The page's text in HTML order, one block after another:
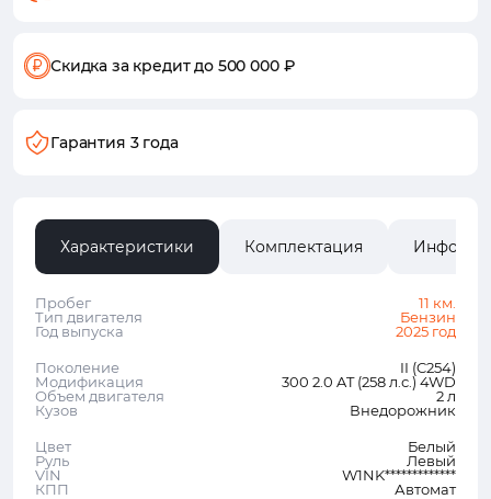
Скидка за кредитдо 500 000 ₽
Гарантия 3 года
Характеристики Комплектация
Пробег
11 км.
Тип двигателя
Бензин
Год выпуска
2025 год
Поколение
II (C254)
Модификация
300 2.0 AT (258 л.с.) 4WD
Объем двигателя
2 л
Кузов
Внедорожник
Цвет
Белый
Руль
Левый
VIN
W1NK*************
КПП
Автомат